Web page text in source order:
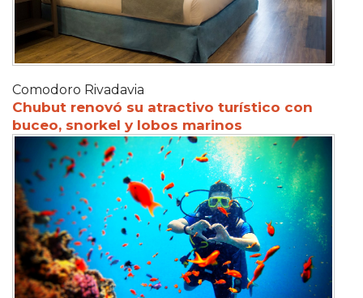
Comodoro Rivadavia
Chubut renovó su atractivo turístico con
buceo, snorkel y lobos marinos